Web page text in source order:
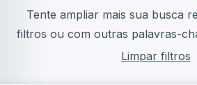
Tente ampliar mais sua busca
filtros ou com outras palavras-
Limpar filtros